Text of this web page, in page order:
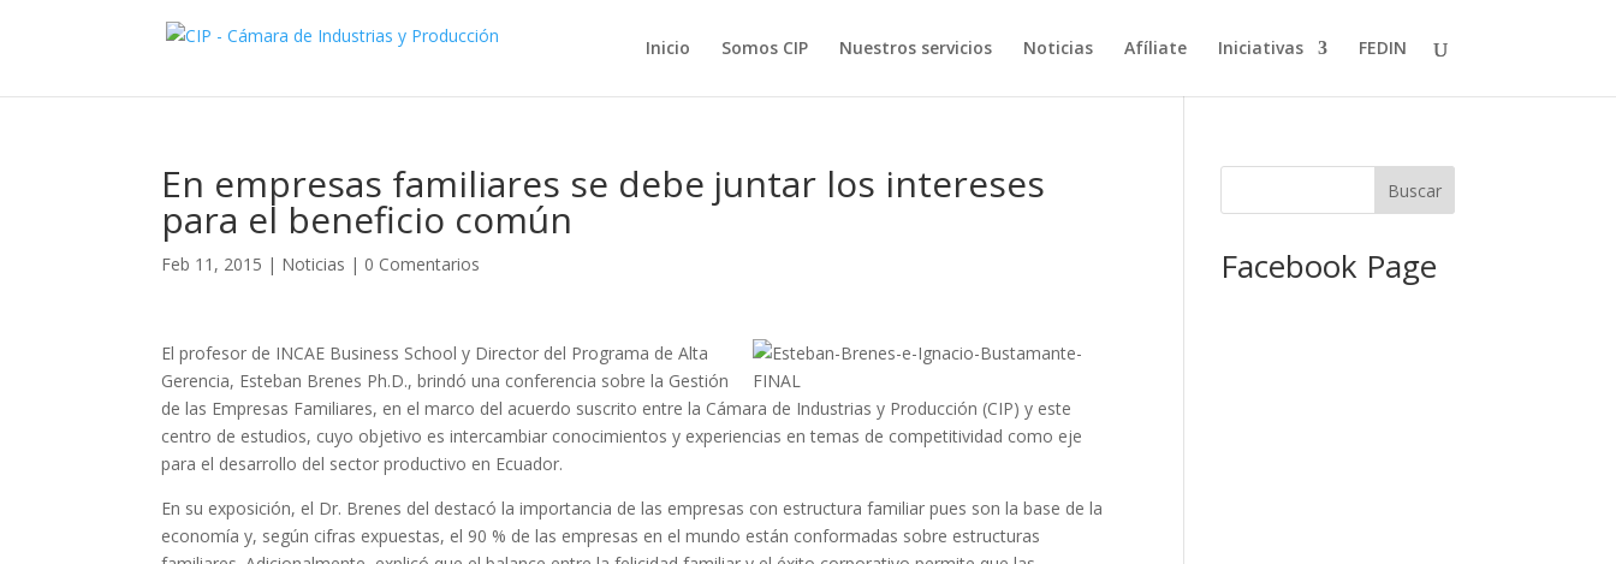
Inicio Somos CIP Nuestros servicios Noticias Afíliate Iniciativas FEDIN
En empresas familiares se debe juntar los intereses
para el beneficio común
Feb 11, 2015 | Noticias | 0 Comentarios
El profesor de INCAE Business School y Director del Programa de Alta
Gerencia, Esteban Brenes Ph.D., brindó una conferencia sobre la Gestión
de las Empresas Familiares, en el marco del acuerdo suscrito entre la Cámara de Industrias y Producción (CIP) y este
centro de estudios, cuyo objetivo es intercambiar conocimientos y experiencias en temas de competitividad como eje
para el desarrollo del sector productivo en Ecuador.
En su exposición, el Dr. Brenes del destacó la importancia de las empresas con estructura familiar pues son la base de la
economía y, según cifras expuestas, el 90 % de las empresas en el mundo están conformadas sobre estructuras
Facebook Page